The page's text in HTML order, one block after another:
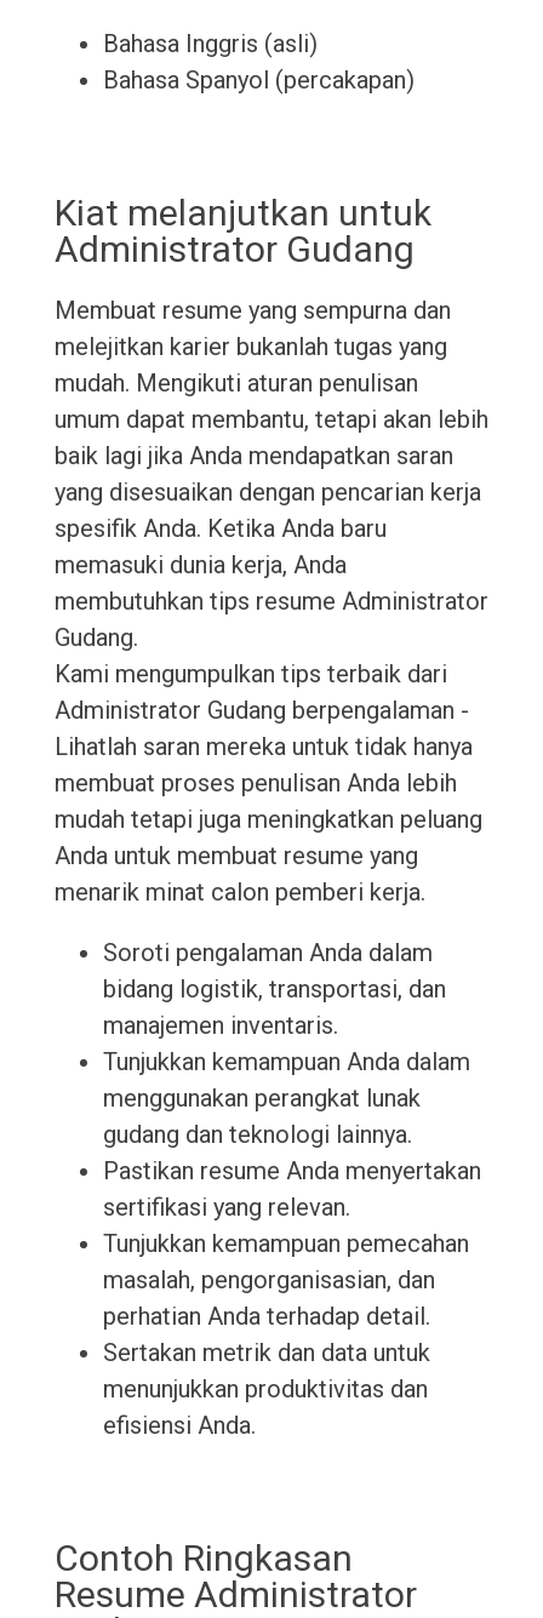
Bahasa Inggris (asli)
Bahasa Spanyol (percakapan)
Kiat melanjutkan untuk
Administrator Gudang
Membuat resume yang sempurna dan
melejitkan karier bukanlah tugas yang
mudah. Mengikuti aturan penulisan
umum dapat membantu, tetapi akan lebih
baik lagi jika Anda mendapatkan saran
yang disesuaikan dengan pencarian kerja
spesifik Anda. Ketika Anda baru
memasuki dunia kerja, Anda
membutuhkan tips resume Administrator
Gudang.
Kami mengumpulkan tips terbaik dari
Administrator Gudang berpengalaman -
Lihatlah saran mereka untuk tidak hanya
membuat proses penulisan Anda lebih
mudah tetapi juga meningkatkan peluang
Anda untuk membuat resume yang
menarik minat calon pemberi kerja.
Soroti pengalaman Anda dalam
bidang logistik, transportasi, dan
manajemen inventaris.
Tunjukkan kemampuan Anda dalam
menggunakan perangkat lunak
gudang dan teknologi lainnya.
Pastikan resume Anda menyertakan
sertifikasi yang relevan.
Tunjukkan kemampuan pemecahan
masalah, pengorganisasian, dan
perhatian Anda terhadap detail.
Sertakan metrik dan data untuk
menunjukkan produktivitas dan
efisiensi Anda.
Contoh Ringkasan
Resume Administrator